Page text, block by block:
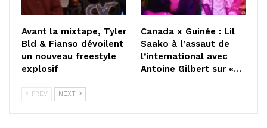
Avant la mixtape, Tyler
Bld & Fianso dévoilent
un nouveau freestyle
explosif
Canada x Guinée : Lil
Saako à l’assaut de
l’international avec
Antoine Gilbert sur «…
PREV NEXT